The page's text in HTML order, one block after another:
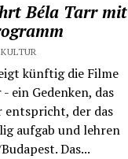
Béla Tarr mit
künftig die Filme
ein Gedenken, das
entspricht, der das
aufgab und lehren
Das...